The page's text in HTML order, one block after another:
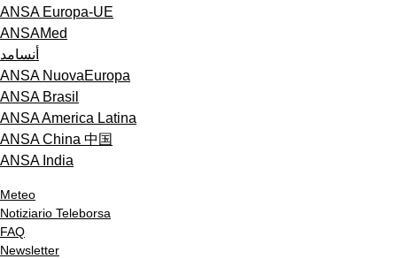
ANSA Europa-UE
ANSAMed
أنسامد
ANSA NuovaEuropa
ANSA Brasil
ANSA America Latina
ANSA China 中国
ANSA India
Meteo
Notiziario Teleborsa
FAQ
Newsletter